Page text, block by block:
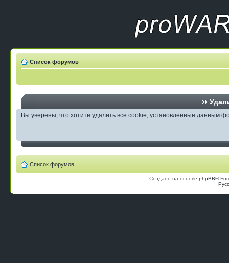
Список форумов
Вы уверены, что хотите удалить все cookie, установленные данным
Список форумов
Создано на основе phpBB®